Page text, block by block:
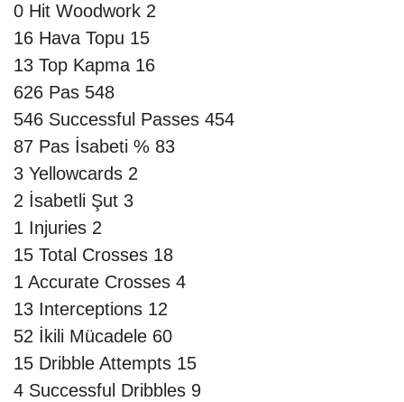
0 Hit Woodwork 2
16 Hava Topu 15
13 Top Kapma 16
626 Pas 548
546 Successful Passes 454
87 Pas İsabeti % 83
3 Yellowcards 2
2 İsabetli Şut 3
1 Injuries 2
15 Total Crosses 18
1 Accurate Crosses 4
13 Interceptions 12
52 İkili Mücadele 60
15 Dribble Attempts 15
4 Successful Dribbles 9